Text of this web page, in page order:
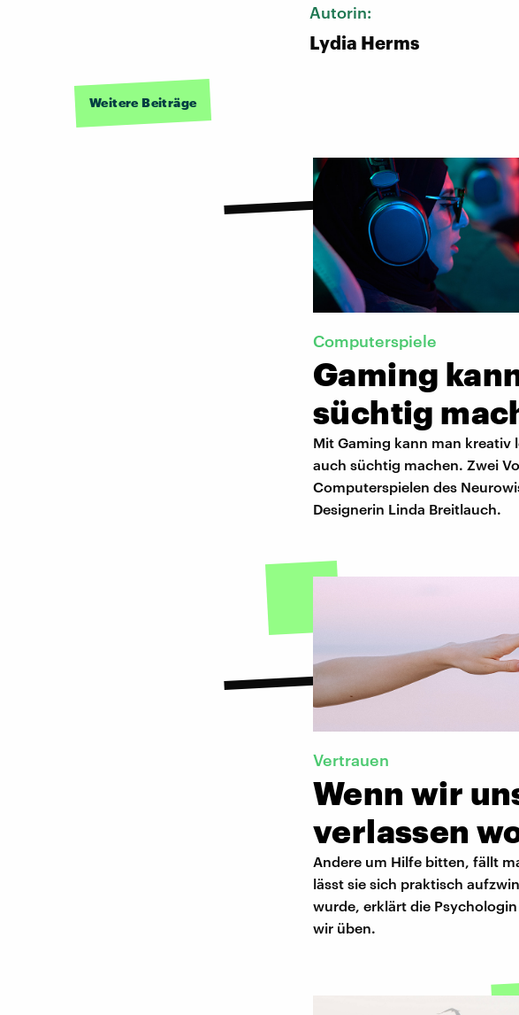
Autorin:
Lydia Herms
Weitere Beiträge
Computerspiele
Gaming
süchtig
Mit Gaming kann man kreativ
auch süchtig machen. Zwei
Computerspielen des
Designerin Linda Breitlauch.
Vertrauen
Wenn wir
verlassen
Andere um Hilfe bitten, fällt
lässt sie sich praktisch
wurde, erklärt die
wir üben.